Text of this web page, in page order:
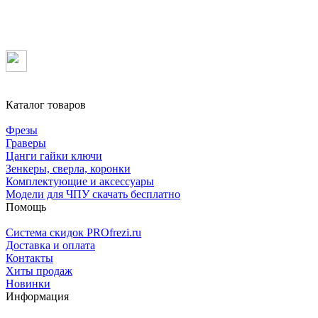
Каталог товаров
Фрезы
Граверы
Цанги гайки ключи
Зенкеры, сверла, коронки
Комплектующие и аксессуары
Модели для ЧПУ скачать бесплатно
Помощь
Система скидок PROfrezi.ru
Доставка и оплата
Контакты
Хиты продаж
Новинки
Информация